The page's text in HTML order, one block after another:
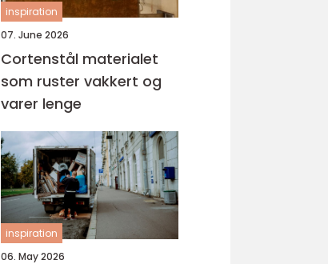
inspiration
07. June 2026
Cortenstål materialet
som ruster vakkert og
varer lenge
inspiration
06. May 2026